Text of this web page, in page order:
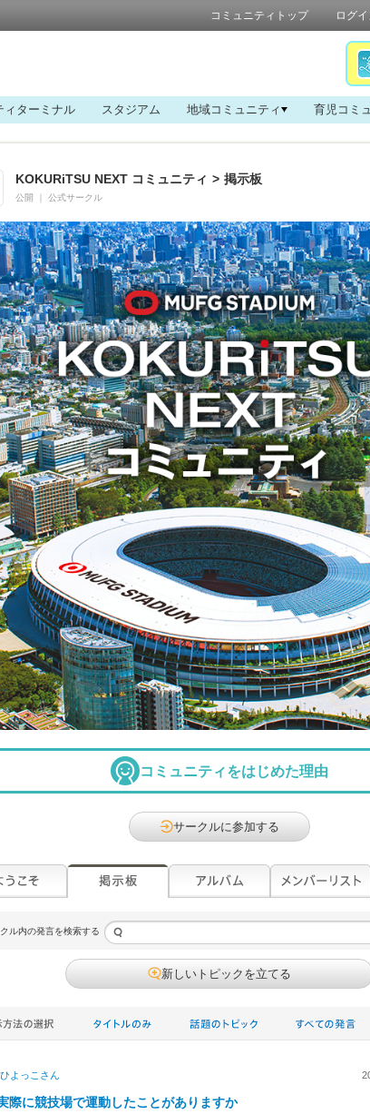
コミュニティトップ ログイ
ィターミナル スタジアム 地域コミュニティ 育児コミ
KOKURiTSU NEXT コミュニティ > 掲示板
公開 公式サークル
コミュニティをはじめた理由
サークルに参加する
ル内の発言を検索する
新しいトピックを立てる
ひよっこ さん
際に競技場で運動したことがありますか